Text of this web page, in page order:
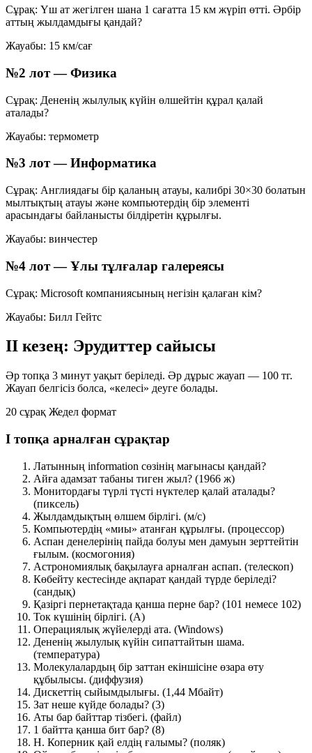
Сұрақ: Үш ат жегілген шана 1 сағатта 15 км жүріп өтті. Әрбір
аттың жылдамдығы қандай?
Жауабы: 15 км/сағ
№2 лот — Физика
Сұрақ: Дененің жылулық күйін өлшейтін құрал қалай
аталады?
Жауабы: термометр
№3 лот — Информатика
Сұрақ: Англиядағы бір қаланың атауы, калибрі 30×30 болатын
мылтықтың атауы және компьютердің бір элементі
арасындағы байланысты білдіретін құрылғы.
Жауабы: винчестер
№4 лот — Ұлы тұлғалар галереясы
Сұрақ: Microsoft компаниясының негізін қалаған кім?
Жауабы: Билл Гейтс
II кезең: Эрудиттер сайысы
Әр топқа 3 минут уақыт беріледі. Әр дұрыс жауап — 100 тг.
Жауап белгісіз болса, «келесі» деуге болады.
20 сұрақ Жедел формат
I топқа арналған сұрақтар
Латынның information сөзінің мағынасы қандай?
Айға адамзат табаны тиген жыл? (1966 ж)
Монитордағы түрлі түсті нүктелер қалай аталады?
(пиксель)
Жылдамдықтың өлшем бірлігі. (м/с)
Компьютердің «миы» атанған құрылғы. (процессор)
Аспан денелерінің пайда болуы мен дамуын зерттейтін
ғылым. (космогония)
Астрономиялық бақылауға арналған аспап. (телескоп)
Көбейту кестесінде ақпарат қандай түрде беріледі?
(сандық)
Қазіргі пернетақтада қанша перне бар? (101 немесе 102)
Ток күшінің бірлігі. (А)
Операциялық жүйелерді ата. (Windows)
Дененің жылулық күйін сипаттайтын шама.
(температура)
Молекулалардың бір заттан екіншісіне өзара өту
құбылысы. (диффузия)
Дискеттің сыйымдылығы. (1,44 Мбайт)
Зат неше күйде болады? (3)
Аты бар байттар тізбегі. (файл)
1 байтта қанша бит бар? (8)
Н. Коперник қай елдің ғалымы? (поляк)